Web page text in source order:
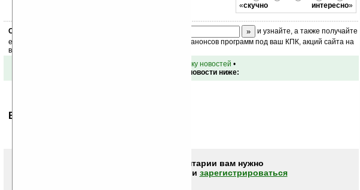
«скучно интересно»
Скоро
и узнайте, а также получайте
ежедневный или еженедельный дайджест новостей, анонсов программ под ваш КПК, акций сайта на
ваш почтовый ящик.
вернуться к списку новостей •
Обсуждение этой новости ниже:
Ваше мнение будет первым.
Чтобы писать комментарии вам нужно
или зарегистрироваться